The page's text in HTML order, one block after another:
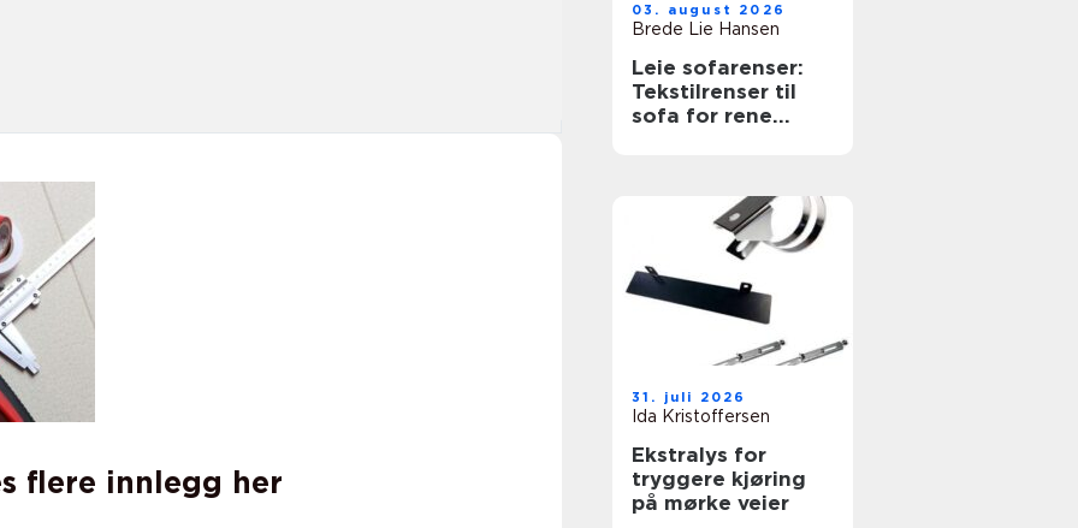
flere innlegg her
03. august 2026
Brede Lie Hansen
Leie sofarenser:
Tekstilrenser til
sofa for rene
31. juli 2026
Ida Kristoffersen
Ekstralys for
tryggere kjøring
på mørke veier